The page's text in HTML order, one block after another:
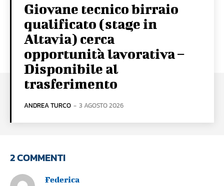
Giovane tecnico birraio
qualificato (stage in
Altavia) cerca
opportunità lavorativa –
Disponibile al
trasferimento
ANDREA TURCO - 3 AGOSTO 2026
2 COMMENTI
Federica